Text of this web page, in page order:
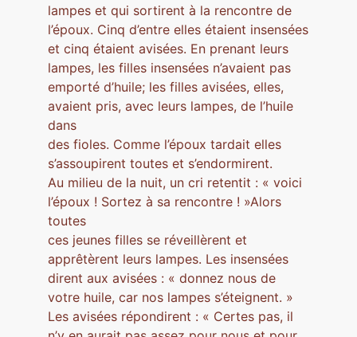
lampes et qui sortirent à la rencontre de
l’époux. Cinq d’entre elles étaient insensées
et cinq étaient avisées. En prenant leurs
lampes, les filles insensées n’avaient pas
emporté d’huile; les filles avisées, elles,
avaient pris, avec leurs lampes, de l’huile
dans
des fioles. Comme l’époux tardait elles
s’assoupirent toutes et s’endormirent.
Au milieu de la nuit, un cri retentit : « voici
l’époux ! Sortez à sa rencontre ! »Alors
toutes
ces jeunes filles se réveillèrent et
apprêtèrent leurs lampes. Les insensées
dirent aux avisées : « donnez nous de
votre huile, car nos lampes s’éteignent. »
Les avisées répondirent : « Certes pas, il